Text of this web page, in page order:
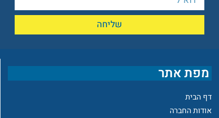
שליחה
מפת אתר
דף הבית
אודות החברה